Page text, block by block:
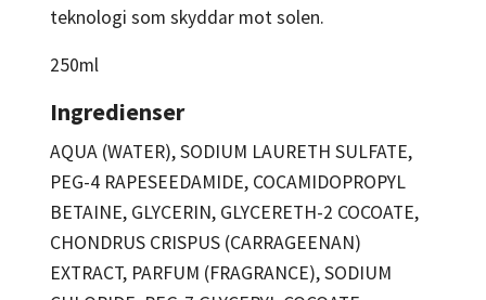
teknologi som skyddar mot solen.
250ml
Ingredienser
AQUA (WATER), SODIUM LAURETH SULFATE,
PEG-4 RAPESEEDAMIDE, COCAMIDOPROPYL
BETAINE, GLYCERIN, GLYCERETH-2 COCOATE,
CHONDRUS CRISPUS (CARRAGEENAN)
EXTRACT, PARFUM (FRAGRANCE), SODIUM